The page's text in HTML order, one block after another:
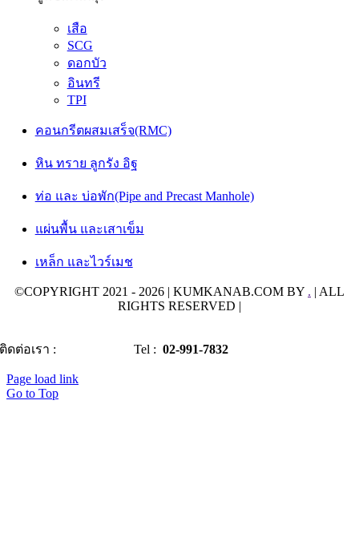
เสือ
SCG
ดอกบัว
อินทรี
TPI
คอนกรีตผสมเสร็จ(RMC)
หิน ทราย ลูกรัง อิฐ
ท่อ และ บ่อพัก(Pipe and Precast Manhole)
แผ่นพื้น และเสาเข็ม
เหล็ก และไวร์เมช
©COPYRIGHT 2021 - 2026 | KUMKANAB.COM BY . | ALL
RIGHTS RESERVED |
ติดต่อเรา : Tel :02-991-7832
Page load link
Go to Top